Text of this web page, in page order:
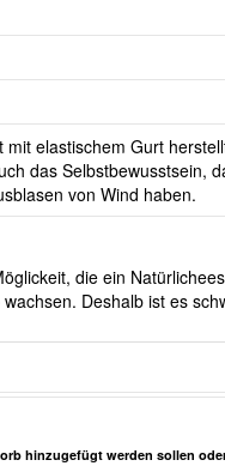
mit elastischem Gurt
das Selbstbewusstsein,
von Wind haben.
die ein
Deshalb ist es
hinzugefügt werden sollen